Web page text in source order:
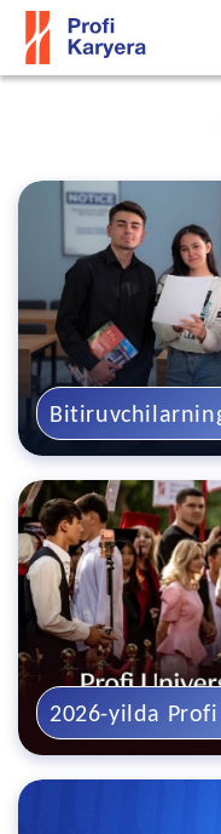
3,53 milliard
2026-yilda
tamomlagan
foizi ish bilan